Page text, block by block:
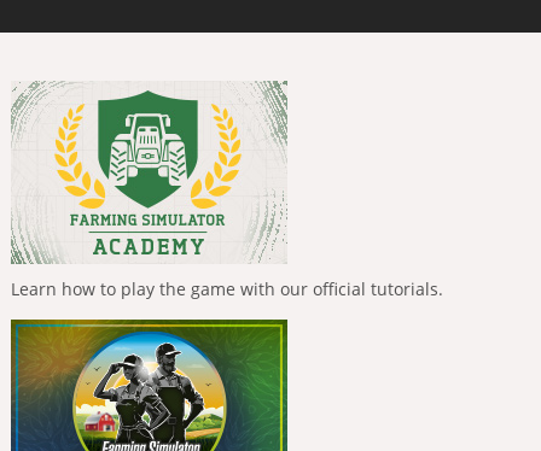
Learn how to play the game with our official tutorials.